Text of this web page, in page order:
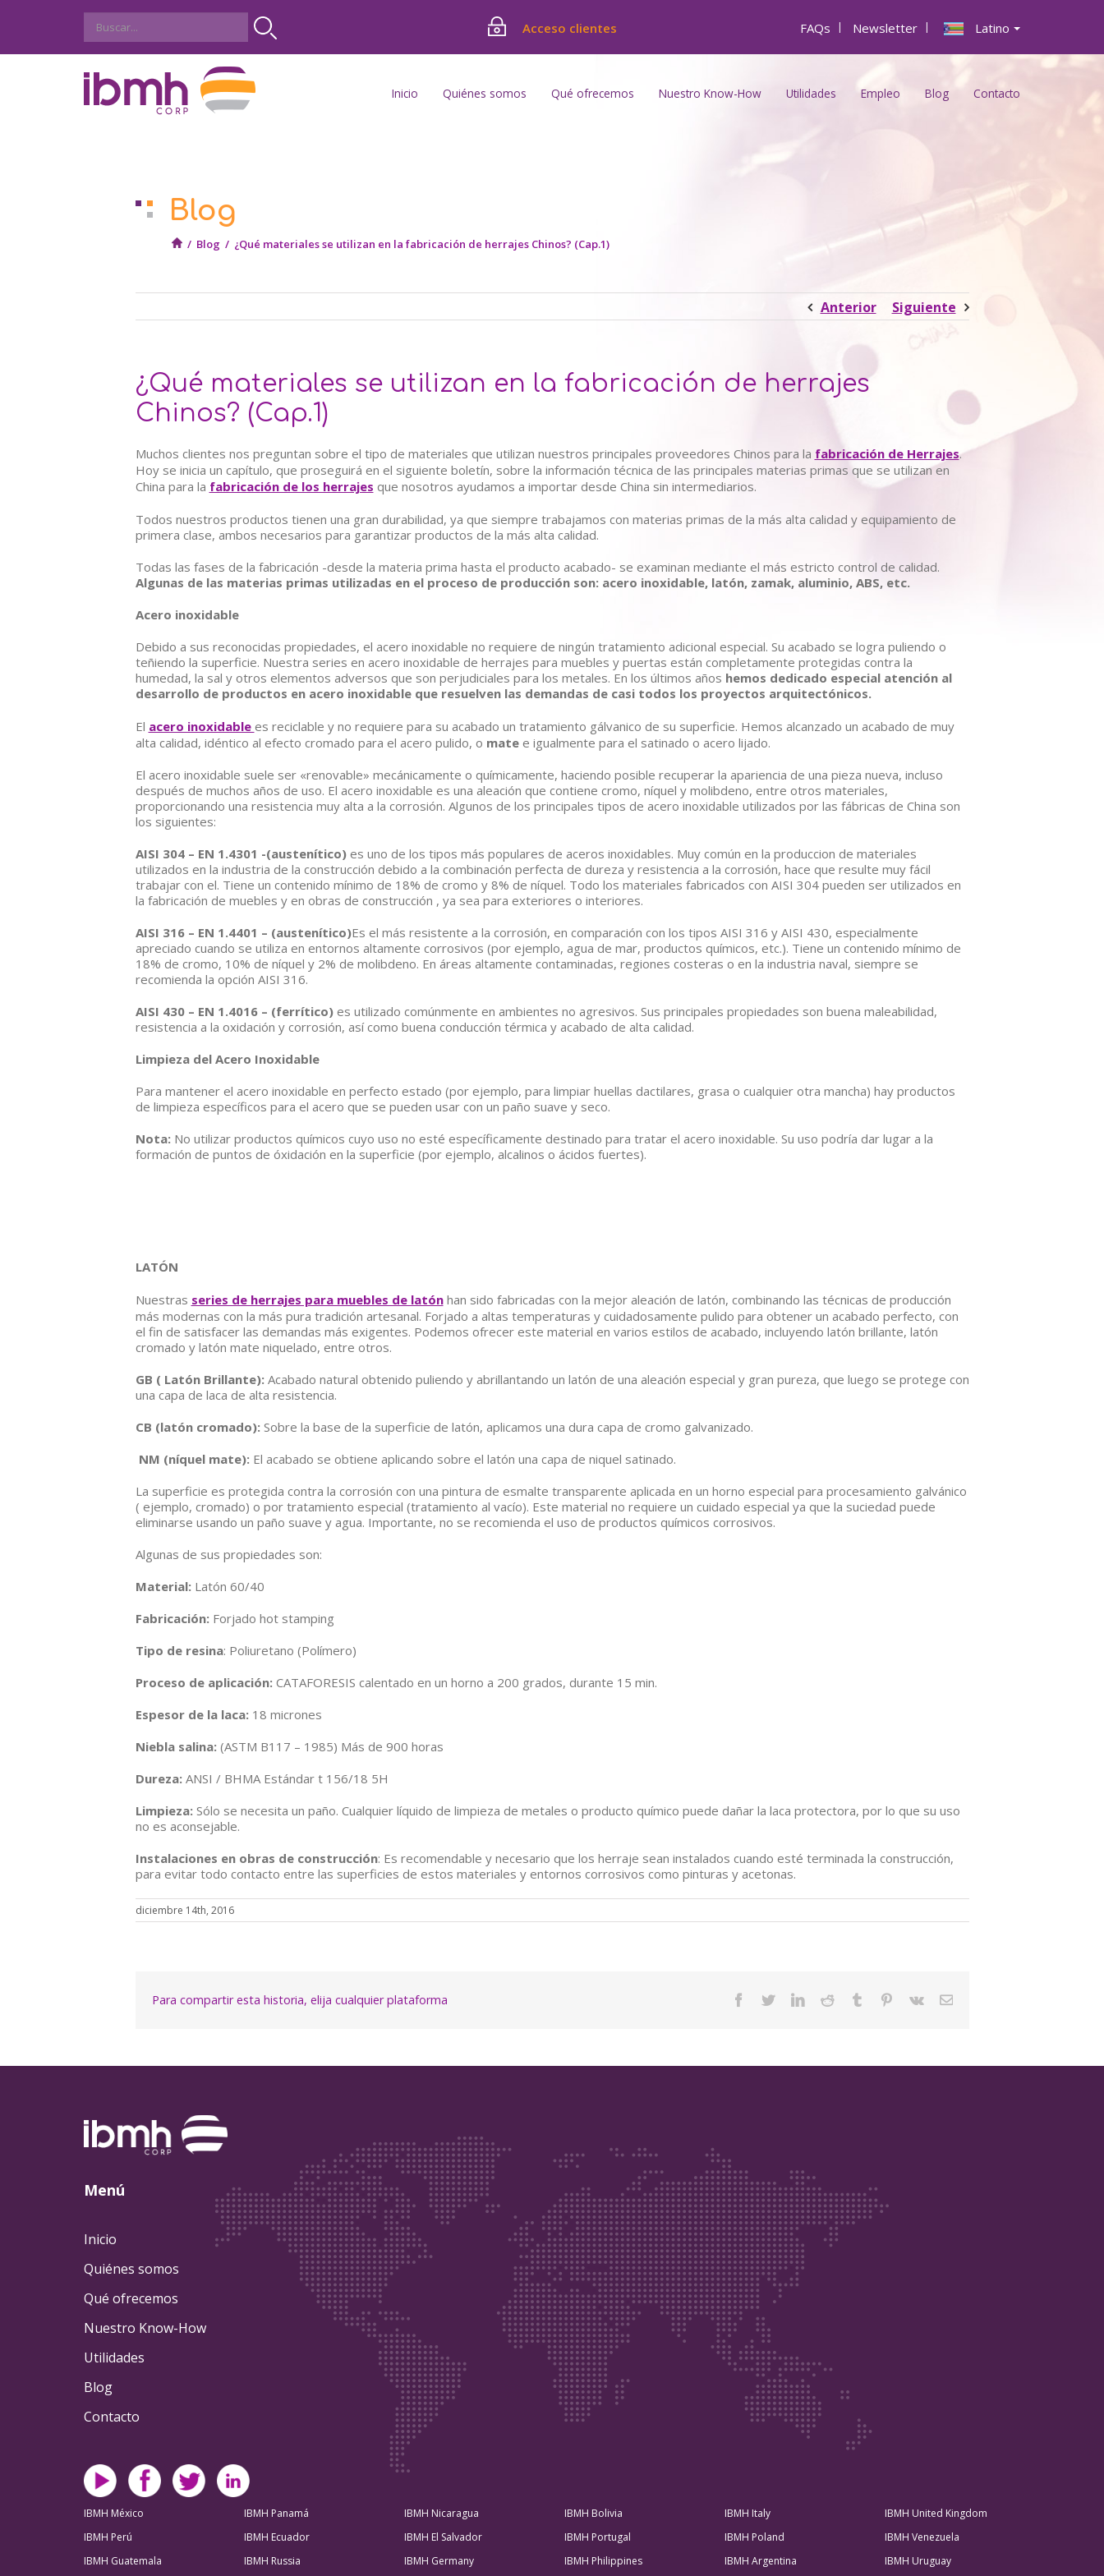
Acceso clientes FAQs | Newsletter | Latino
Inicio Quiénes somos Qué ofrecemos Nuestro Know-How Utilidades Empleo Blog Contacto
Blog
/ Blog / ¿Qué materiales se utilizan en la fabricación de herrajes Chinos? (Cap.1)
Anterior Siguiente
¿Qué materiales se utilizan en la fabricación de herrajes
Chinos? (Cap.1)
Muchos clientes nos preguntan sobre el tipo de materiales que utilizan nuestros principales proveedores Chinos para la fabricación de Herrajes.
Hoy se inicia un capítulo, que proseguirá en el siguiente boletín, sobre la información técnica de las principales materias primas que se utilizan en
China para la fabricación de los herrajes que nosotros ayudamos a importar desde China sin intermediarios.
Todos nuestros productos tienen una gran durabilidad, ya que siempre trabajamos con materias primas de la más alta calidad y equipamiento de
primera clase, ambos necesarios para garantizar productos de la más alta calidad.
Todas las fases de la fabricación -desde la materia prima hasta el producto acabado- se examinan mediante el más estricto control de calidad.
Algunas de las materias primas utilizadas en el proceso de producción son: acero inoxidable, latón, zamak, aluminio, ABS, etc.
Acero inoxidable
Debido a sus reconocidas propiedades, el acero inoxidable no requiere de ningún tratamiento adicional especial. Su acabado se logra puliendo o
teñiendo la superficie. Nuestra series en acero inoxidable de herrajes para muebles y puertas están completamente protegidas contra la
humedad, la sal y otros elementos adversos que son perjudiciales para los metales. En los últimos años hemos dedicado especial atención al
desarrollo de productos en acero inoxidable que resuelven las demandas de casi todos los proyectos arquitectónicos.
El acero inoxidable es reciclable y no requiere para su acabado un tratamiento gálvanico de su superficie. Hemos alcanzado un acabado de muy
alta calidad, idéntico al efecto cromado para el acero pulido, o matee igualmente para el satinado o acero lijado.
El acero inoxidable suele ser «renovable» mecánicamente o químicamente, haciendo posible recuperar la apariencia de una pieza nueva, incluso
después de muchos años de uso. El acero inoxidable es una aleación que contiene cromo, níquel y molibdeno, entre otros materiales,
proporcionando una resistencia muy alta a la corrosión. Algunos de los principales tipos de acero inoxidable utilizados por las fábricas de China son
los siguientes:
AISI 304 – EN 1.4301 -(austenítico)es uno de los tipos más populares de aceros inoxidables. Muy común en la produccion de materiales
utilizados en la industria de la construcción debido a la combinación perfecta de dureza y resistencia a la corrosión, hace que resulte muy fácil
trabajar con el. Tiene un contenido mínimo de 18% de cromo y 8% de níquel. Todo los materiales fabricados con AISI 304 pueden ser utilizados en
la fabricación de muebles y en obras de construcción , ya sea para exteriores o interiores.
AISI 316 – EN 1.4401 – (austenítico)Es el más resistente a la corrosión, en comparación con los tipos AISI 316 y AISI 430, especialmente
apreciado cuando se utiliza en entornos altamente corrosivos (por ejemplo, agua de mar, productos químicos, etc.). Tiene un contenido mínimo de
18% de cromo, 10% de níquel y 2% de molibdeno. En áreas altamente contaminadas, regiones costeras o en la industria naval, siempre se
recomienda la opción AISI 316.
AISI 430 – EN 1.4016 – (ferrítico) es utilizado comúnmente en ambientes no agresivos. Sus principales propiedades son buena maleabilidad,
resistencia a la oxidación y corrosión, así como buena conducción térmica y acabado de alta calidad.
Limpieza del Acero Inoxidable
Para mantener el acero inoxidable en perfecto estado (por ejemplo, para limpiar huellas dactilares, grasa o cualquier otra mancha) hay productos
de limpieza específicos para el acero que se pueden usar con un paño suave y seco.
Nota: No utilizar productos químicos cuyo uso no esté específicamente destinado para tratar el acero inoxidable. Su uso podría dar lugar a la
formación de puntos de óxidación en la superficie (por ejemplo, alcalinos o ácidos fuertes).
LATÓN
Nuestras series de herrajes para muebles de latónhan sido fabricadas con la mejor aleación de latón, combinando las técnicas de producción
más modernas con la más pura tradición artesanal. Forjado a altas temperaturas y cuidadosamente pulido para obtener un acabado perfecto, con
el fin de satisfacer las demandas más exigentes. Podemos ofrecer este material en varios estilos de acabado, incluyendo latón brillante, latón
cromado y latón mate niquelado, entre otros.
GB ( Latón Brillante): Acabado natural obtenido puliendo y abrillantando un latón de una aleación especial y gran pureza, que luego se protege con
una capa de laca de alta resistencia.
CB (latón cromado): Sobre la base de la superficie de latón, aplicamos una dura capa de cromo galvanizado.
NM (níquel mate): El acabado se obtiene aplicando sobre el latón una capa de niquel satinado.
La superficie es protegida contra la corrosión con una pintura de esmalte transparente aplicada en un horno especial para procesamiento galvánico
( ejemplo, cromado) o por tratamiento especial (tratamiento al vacío). Este material no requiere un cuidado especial ya que la suciedad puede
eliminarse usando un paño suave y agua. Importante, no se recomienda el uso de productos químicos corrosivos.
Algunas de sus propiedades son:
Material: Latón 60/40
Fabricación: Forjado hot stamping
Tipo de resina: Poliuretano (Polímero)
Proceso de aplicación: CATAFORESIS calentado en un horno a 200 grados, durante 15 min.
Espesor de la laca: 18 micrones
Niebla salina: (ASTM B117 – 1985) Más de 900 horas
Dureza: ANSI / BHMA Estándar t 156/18 5H
Limpieza: Sólo se necesita un paño. Cualquier líquido de limpieza de metales o producto químico puede dañar la laca protectora, por lo que su uso
no es aconsejable.
Instalaciones en obras de construcción: Es recomendable y necesario que los herraje sean instalados cuando esté terminada la construcción,
para evitar todo contacto entre las superficies de estos materiales y entornos corrosivos como pinturas y acetonas.
diciembre 14th, 2016
Para compartir esta historia, elija cualquier plataforma Facebook
TwitterLinkedin
Reddit TumblrPinterest
Vk Email
Menú
Inicio
Quiénes somos
Qué ofrecemos
Nuestro Know-How
Utilidades
Blog
Contacto
IBMH México IBMH Panamá IBMH Nicaragua IBMH Bolivia IBMH Italy
IBMH United Kingdom
IBMH Perú
IBMH Ecuador IBMH El Salvador IBMH Portugal IBMH Poland
IBMH Venezuela
IBMH Guatemala
IBMH Russia IBMH Germany IBMH Philippines IBMH Argentina IBMH Uruguay